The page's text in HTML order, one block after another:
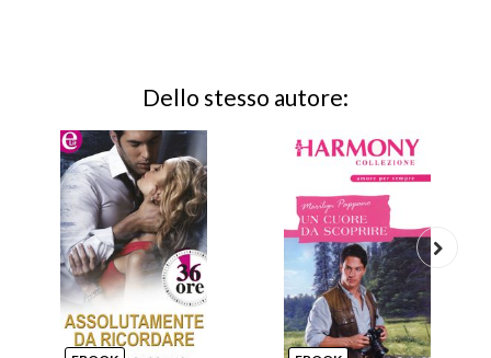
Dello stesso autore:
Next